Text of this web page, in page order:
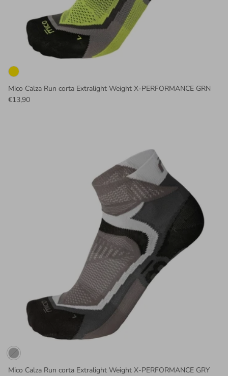
Mico Calza Run corta Extralight Weight X-PERFORMANCE GRN
€13,90
Mico Calza Run corta Extralight Weight X-PERFORMANCE GRY